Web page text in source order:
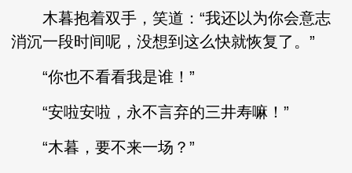
木暮抱着双手，笑道：“我还以为你会意志
消沉一段时间呢，没想到这么快就恢复了。”
“你也不看看我是谁！”
“安啦安啦，永不言弃的三井寿嘛！”
“木暮，要不来一场？”